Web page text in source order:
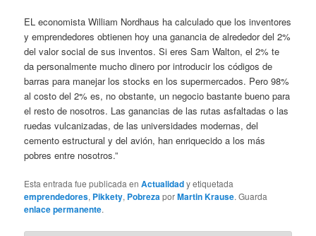
EL economista William Nordhaus ha calculado que los inventores
y emprendedores obtienen hoy una ganancia de alrededor del 2%
del valor social de sus inventos. Si eres Sam Walton, el 2% te
da personalmente mucho dinero por introducir los códigos de
barras para manejar los stocks en los supermercados. Pero 98%
al costo del 2% es, no obstante, un negocio bastante bueno para
el resto de nosotros. Las ganancias de las rutas asfaltadas o las
ruedas vulcanizadas, de las universidades modernas, del
cemento estructural y del avión, han enriquecido a los más
pobres entre nosotros.”
Esta entrada fue publicada enActualidady etiquetada
emprendedores, Pikkety, PobrezaporMartin Krause. Guarda
enlace permanente.